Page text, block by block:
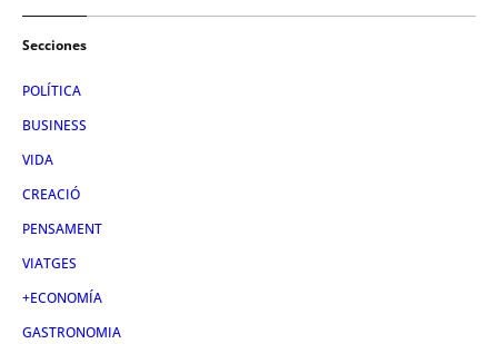
Secciones
POLÍTICA
BUSINESS
VIDA
CREACIÓ
PENSAMENT
VIATGES
+ECONOMÍA
GASTRONOMIA